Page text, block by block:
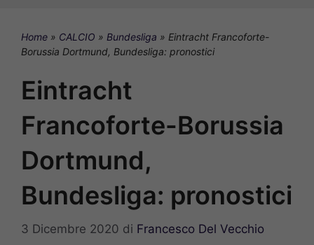
Home » CALCIO » Bundesliga » Eintracht Francoforte-
Borussia Dortmund, Bundesliga: pronostici
Eintracht
Francoforte-Borussia
Dortmund,
Bundesliga: pronostici
3 Dicembre 2020 di Francesco Del Vecchio